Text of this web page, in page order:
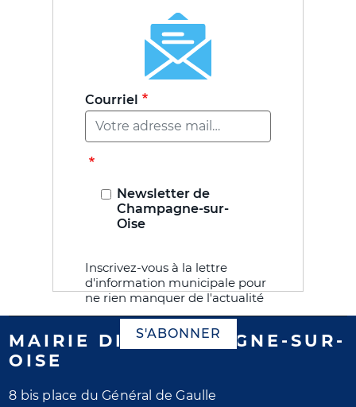
Courriel
Newsletter de
Champagne-sur-
Oise
Inscrivez-vous à la lettre
d'information municipale pour
ne rien manquer de l'actualité
S'ABONNER
MAIRIE DE CHAMPAGNE-SUR-
OISE
8 bis place du Général de Gaulle